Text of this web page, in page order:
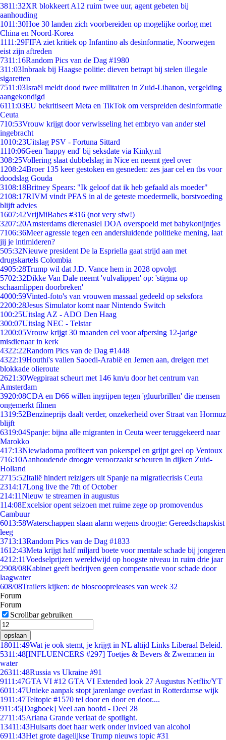
3811:32XR blokkeert A12 ruim twee uur, agent gebeten bij
aanhouding
1011:30Hoe 30 landen zich voorbereiden op mogelijke oorlog met
China en Noord-Korea
1111:29FIFA ziet kritiek op Infantino als desinformatie, Noorwegen
eist zijn aftreden
7311:16Random Pics van de Dag #1980
311:03Inbraak bij Haagse politie: dieven betrapt bij stelen illegale
sigaretten
7511:03Israël meldt dood twee militairen in Zuid-Libanon, vergelding
aangekondigd
6111:03EU bekritiseert Meta en TikTok om verspreiden desinformatie
Ceuta
710:53Vrouw krijgt door verwisseling het embryo van ander stel
ingebracht
1010:23Uitslag PSV - Fortuna Sittard
1110:06Geen 'happy end' bij seksdate via Kinky.nl
308:25Vollering slaat dubbelslag in Nice en neemt geel over
1208:24Broer 135 keer gestoken en gesneden: zes jaar cel en tbs voor
doodslag Gouda
3108:18Britney Spears: "Ik geloof dat ik heb gefaald als moeder"
2108:17RIVM vindt PFAS in al de geteste moedermelk, borstvoeding
blijft advies
1607:42VrijMiBabes #316 (not very sfw!)
3207:20Amsterdams dierenasiel DOA overspoeld met babykonijntjes
7106:36Meer agressie tegen een andersluidende politieke mening, laat
jij je intimideren?
505:32Nieuwe president De la Espriella gaat strijd aan met
drugskartels Colombia
4905:28Trump wil dat J.D. Vance hem in 2028 opvolgt
5702:32Dikke Van Dale neemt 'vulvalippen' op: 'stigma op
schaamlippen doorbreken'
4000:59Vinted-foto's van vrouwen massaal gedeeld op seksfora
2200:28Jesus Simulator komt naar Nintendo Switch
100:25Uitslag AZ - ADO Den Haag
300:07Uitslag NEC - Telstar
1200:05Vrouw krijgt 30 maanden cel voor afpersing 12-jarige
misdienaar in kerk
4322:22Random Pics van de Dag #1448
4322:19Houthi's vallen Saoedi-Arabië en Jemen aan, dreigen met
blokkade olieroute
2621:30Wegpiraat scheurt met 146 km/u door het centrum van
Amsterdam
3920:08CDA en D66 willen ingrijpen tegen 'gluurbrillen' die mensen
ongemerkt filmen
1319:52Benzineprijs daalt verder, onzekerheid over Straat van Hormuz
blijft
6319:04Spanje: bijna alle migranten in Ceuta weer teruggekeerd naar
Marokko
417:13Niewiadoma profiteert van pokerspel en grijpt geel op Ventoux
716:10Aanhoudende droogte veroorzaakt scheuren in dijken Zuid-
Holland
2715:52Italië hindert reizigers uit Spanje na migratiecrisis Ceuta
2314:17Long live the 7th of October
214:11Nieuw te streamen in augustus
114:08Excelsior opent seizoen met ruime zege op promovendus
Cambuur
6013:58Waterschappen slaan alarm wegens droogte: Gereedschapskist
leeg
3713:13Random Pics van de Dag #1833
1612:43Meta krijgt half miljard boete voor mentale schade bij jongeren
4212:11Voedselprijzen wereldwijd op hoogste niveau in ruim drie jaar
2908/08Kabinet geeft bedrijven geen compensatie voor schade door
laagwater
608/08Trailers kijken: de bioscoopreleases van week 32
Forum
Forum
Scrollbar gebruiken
opslaan
18011:49Wat je ook stemt, je krijgt in NL altijd Links Liberaal Beleid.
5311:48[INFLUENCERS #297] Toetjes & Bevers & Zwemmen in
water
26311:48Russia vs Ukraine #91
9111:47GTA VI #12 GTA VI Extended look 27 Augustus Netflix/YT
6011:47Unieke aanpak stopt jarenlange overlast in Rotterdamse wijk
1911:47Teltopic #1570 tel door en door en door....
911:45[Dagboek] Veel aan hoofd - Deel 28
2711:45Ariana Grande verlaat de spotlight.
13411:43Huisarts doet haar werk onder invloed van alcohol
6911:43Het grote dagelijkse Trump nieuws topic #31